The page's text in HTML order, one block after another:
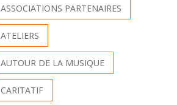
ASSOCIATIONS PARTENAIRES
ATELIERS
AUTOUR DE LA MUSIQUE
CARITATIF